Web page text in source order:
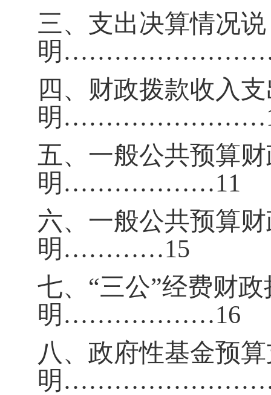
三、支出决算情况说
明
四、财政拨款收入
明 ……………………
五、一般公共预算
明 ………………11
六、一般公共预算
明 …………15
七、 “三公”经费财
明………………16
八、政府性基金预
明